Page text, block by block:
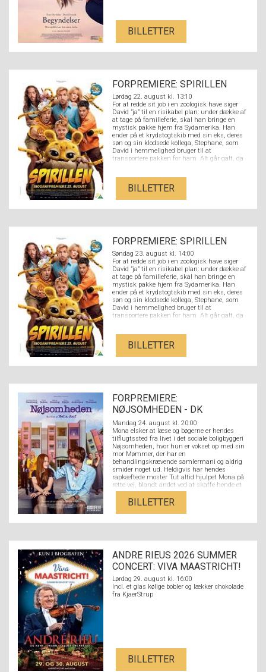
BILLETTER
FORPREMIERE: SPIRILLEN
Lørdag 22. august kl. 13:10
For at redde sit job i en zoologisk have siger
David ”ja” til en risikabel plan: under dække af
at tage på familieferie, skal han bringe en
mystisk pakke hjem fra Sydamerika. Han
ender på et krydstogtskib med sin eks, deres
søn og sin klodsede kollega, Stephane, som
David i hemmelighed bruger til at
transportere pakken for ham. Alt går galt, da
og deres tur forvandles til et fuldstændigt
BILLETTER
FORPREMIERE: SPIRILLEN
Søndag 23. august kl. 14:00
For at redde sit job i en zoologisk have siger
David ”ja” til en risikabel plan: under dække af
at tage på familieferie, skal han bringe en
mystisk pakke hjem fra Sydamerika. Han
ender på et krydstogtskib med sin eks, deres
søn og sin klodsede kollega, Stephane, som
David i hemmelighed bruger til at
transportere pakken for ham. Alt går galt, da
og deres tur forvandles til et fuldstændigt
BILLETTER
FORPREMIERE:
NØJSOMHEDEN - DK
UNDERTEKSTER
Mandag 24. august kl. 20:00
Mona elsker at læse og bøgerne er hendes
tilflugtssted fra livet i det sociale boligbyggeri
Nøjsomheden, hvor hun er vokset op med sin
mor Mømmer, der har en
behandlingskrævende samlermani og aldrig
smider noget ud. Heldigvis har hendes
rapkæftede moster Tut altid hjulpet Mona på
rette vej, blandt andet ved at skaffe hende et
job i den lokale boghandel. Her møder hun den
litteraturstuderende Nikolaj fra den fine ende
af byen, og de forelsker sig hovedkulds. Men
der er langt fra Nikolajs kulturradikale
overklassebaggrund med hørfester og
flaskeøl og et par på hatten på den lokale
kærligheden sejre på tværs af Strandvejen,
eller er forskellen mellem dem for stor?
BILLETTER
ANDRE RIEUS 2026 SUMMER
CONCERT: VIVA MAASTRICHT!
Lørdag 29. august kl. 16:00
Incl. et glas kølige bobler og lækker chokolade
fra KjaerStrup
BILLETTER